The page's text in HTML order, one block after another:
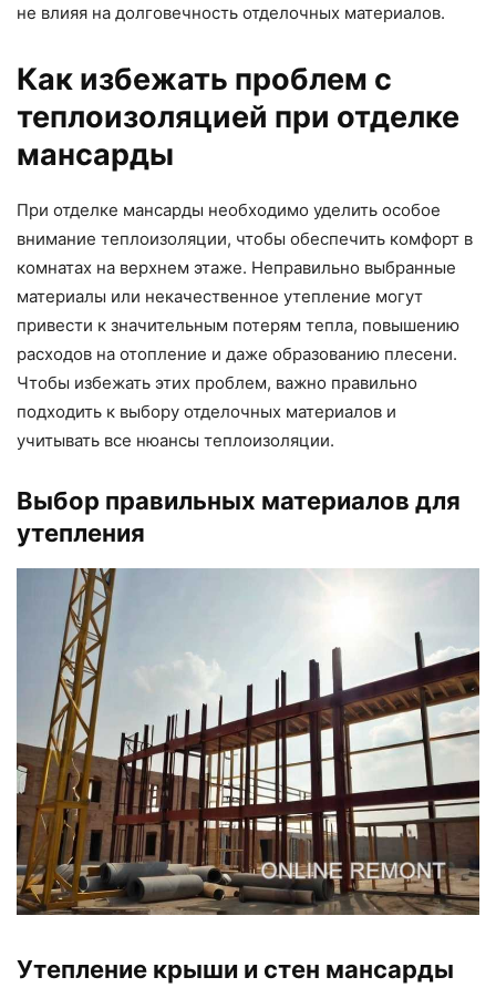
не влияя на долговечность отделочных материалов.
Как избежать проблем с
теплоизоляцией при отделке
мансарды
При отделке мансарды необходимо уделить особое
внимание теплоизоляции, чтобы обеспечить комфорт в
комнатах на верхнем этаже. Неправильно выбранные
материалы или некачественное утепление могут
привести к значительным потерям тепла, повышению
расходов на отопление и даже образованию плесени.
Чтобы избежать этих проблем, важно правильно
подходить к выбору отделочных материалов и
учитывать все нюансы теплоизоляции.
Выбор правильных материалов для
утепления
Утепление крыши и стен мансарды